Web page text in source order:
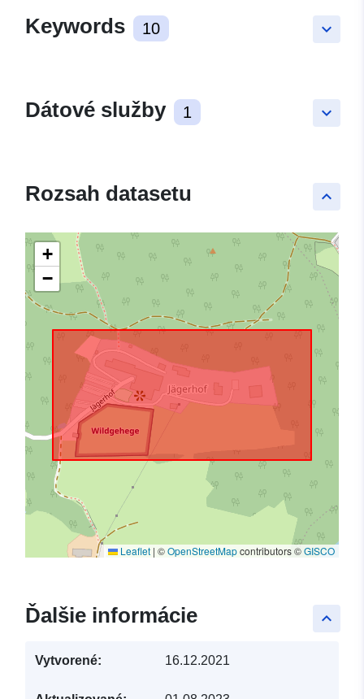
keyboard_arrow_down
Keywords 10
keyboard_arrow_down
Dátové služby 1
keyboard_arrow_up
Rozsah datasetu
+
−
Leaflet | ©OpenStreetMapcontributors ©GISCO
keyboard_arrow_up
Ďalšie informácie
Vytvorené: 16.12.2021